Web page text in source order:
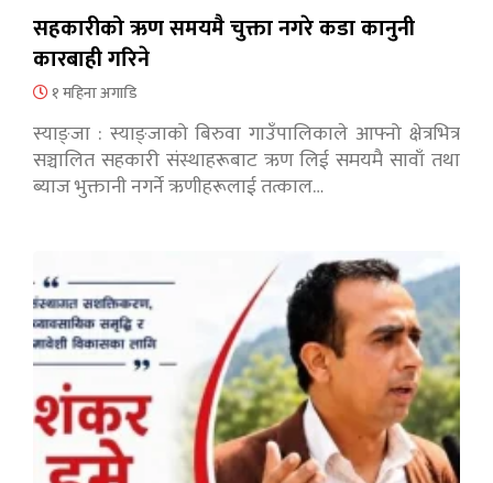
सहकारीको ऋण समयमै चुक्ता नगरे कडा कानुनी
कारबाही गरिने
१ महिना अगाडि
स्याङ्जा : स्याङ्जाको बिरुवा गाउँपालिकाले आफ्नो क्षेत्रभित्र
सञ्चालित सहकारी संस्थाहरूबाट ऋण लिई समयमै सावाँ तथा
ब्याज भुक्तानी नगर्ने ऋणीहरूलाई तत्काल…